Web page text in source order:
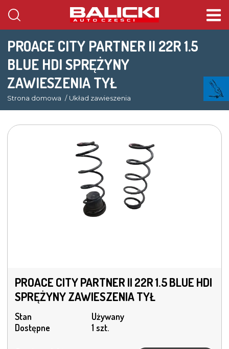
PROACE CITY PARTNER II 22R 1.5
BLUE HDI SPRĘŻYNY
ZAWIESZENIA TYŁ
Strona domowa Układ zawieszenia
PROACE CITY PARTNER II 22R 1.5 BLUE HDI
SPRĘŻYNY ZAWIESZENIA TYŁ
Stan
Używany
Dostępne
1 szt.